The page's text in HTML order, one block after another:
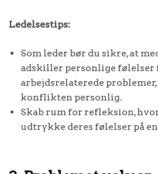
Ledelsestips:
Som leder bør du sikre, at
adskiller personlige følelser
arbejdsrelaterede
konflikten personlig.
Skab rum for refleksion,
udtrykke deres følelser på